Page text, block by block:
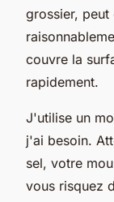
grossier, peut
couvre la
rapidement.
J'utilise un
j'ai besoin.
sel, votre
vous risquez